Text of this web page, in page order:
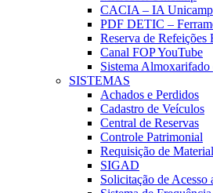
CACIA – IA Unicamp
PDF DETIC –
Reserva de Refeições
Canal FOP YouTube
Sistema
SISTEMAS
Achados e Perdidos
Cadastro de Veículos
Central de Reservas
Controle Patrimonial
Requisição de
SIGAD
Solicitação de Acesso